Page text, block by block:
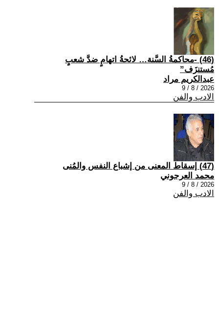
(46) -محاكمةُ السَّنة… لائحةُ اتهامٍ ضدَّ شعبٍ
مُستنزَف”
عبدالكريم مراد
2026 / 8 / 9
الادب والفن
(47) إسقاط المعنى من إشباع النفس والمُنى
محمد العرجوني
2026 / 8 / 9
الادب والفن